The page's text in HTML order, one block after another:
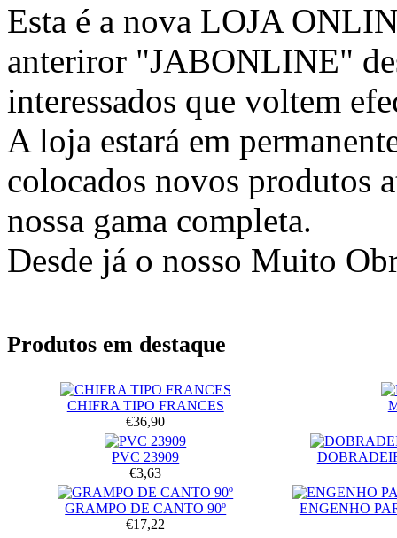
Esta é a nova LOJA
anteriror "JABONLINE"
interessados que voltem
A loja estará em
colocados novos produtos
nossa gama completa.
Desde já o nosso Muito
Produtos em destaque
CHIFRA TIPO FRANCES
€36,90
PVC 23909
€3,63
GRAMPO DE CANTO 90º
€17,22
ENGENHO